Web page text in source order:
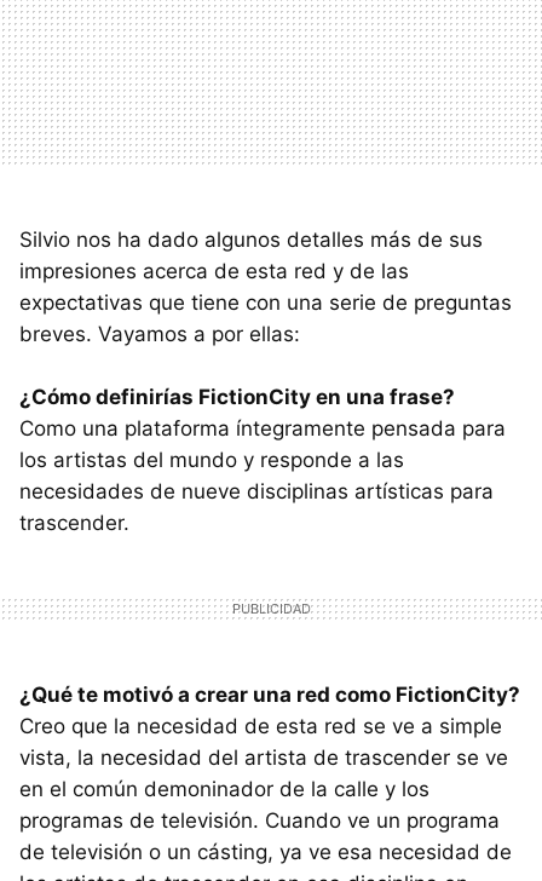
Silvio nos ha dado algunos detalles más de sus
impresiones acerca de esta red y de las
expectativas que tiene con una serie de preguntas
breves. Vayamos a por ellas:
¿Cómo definirías FictionCity en una frase?
Como una plataforma íntegramente pensada para
los artistas del mundo y responde a las
necesidades de nueve disciplinas artísticas para
trascender.
¿Qué te motivó a crear una red como FictionCity?
Creo que la necesidad de esta red se ve a simple
vista, la necesidad del artista de trascender se ve
en el común demoninador de la calle y los
programas de televisión. Cuando ve un programa
de televisión o un cásting, ya ve esa necesidad de